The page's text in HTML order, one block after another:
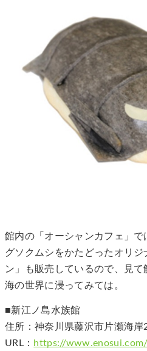
館内の「オーシャンカフェ」
グソクムシをかたどったオリ
ン」も販売しているので、見
海の世界に浸ってみては。
■新江ノ島水族館
住所：神奈川県藤沢市片瀬海岸
URL： https://www.enosui.com/